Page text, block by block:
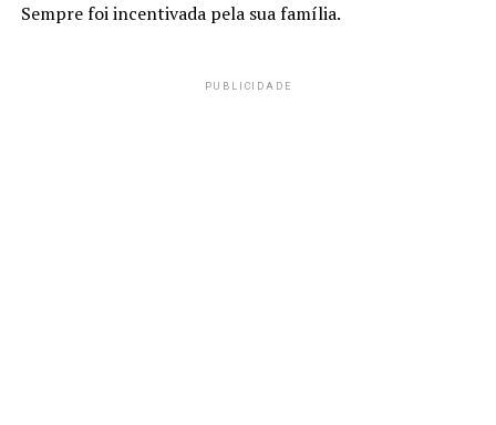
Sempre foi incentivada pela sua família.
PUBLICIDADE